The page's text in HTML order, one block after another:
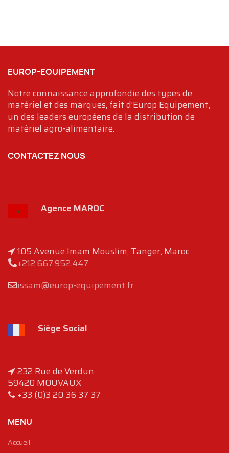
EUROP-EQUIPEMENT
Notre connaissance approfondie des types de
matériel et des marques, fait d'Europ Equipement,
un des leaders européens de la distribution de
matériel agro-alimentaire.
CONTACTEZ NOUS
Agence MAROC
105 Avenue Imam Mouslim, Tanger, Maroc
+212.667.952.447
issam@europ-equipement.fr
Siège Social
232 Rue de Verdun
59420 MOUVAUX
+33 (0)3 20 36 37 37
MENU
Accueil